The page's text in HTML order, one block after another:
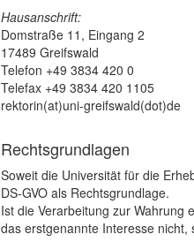
Hausanschrift:
Domstraße 11, Eingang 2
17489 Greifswald
Telefon +49 3834 420 0
Telefax +49 3834 420 1105
rektorin(at)uni-greifswald(dot)de
Rechtsgrundlagen
Soweit die Universität für die
DS-GVO als Rechtsgrundlage.
Ist die Verarbeitung zur Wahrung
das erstgenannte Interesse nicht,